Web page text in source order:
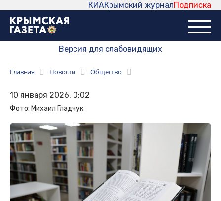
Подписка
Крымский журнал
КИА
Версия для слабовидящих
Главная Новости Общество
10 января 2026, 0:02
Фото: Михаил Гладчук